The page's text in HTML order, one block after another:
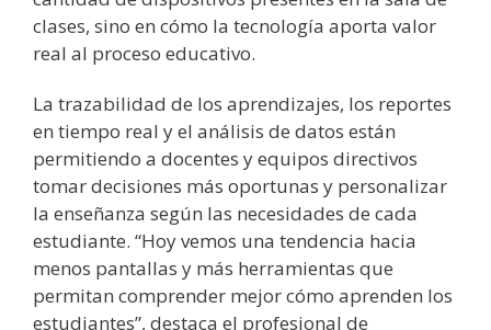
clases, sino en cómo la tecnología aporta valor
real al proceso educativo.
La trazabilidad de los aprendizajes, los reportes
en tiempo real y el análisis de datos están
permitiendo a docentes y equipos directivos
tomar decisiones más oportunas y personalizar
la enseñanza según las necesidades de cada
estudiante. “Hoy vemos una tendencia hacia
menos pantallas y más herramientas que
permitan comprender mejor cómo aprenden los
estudiantes”, destaca el profesional de